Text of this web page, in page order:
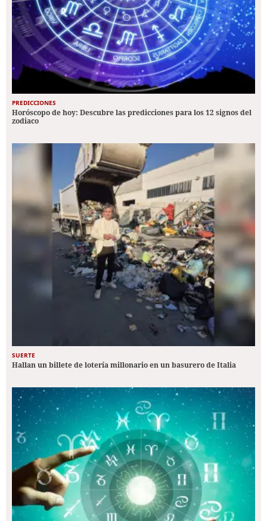
PREDICCIONES
Horóscopo de hoy: Descubre las predicciones para los 12 signos del
zodiaco
SUERTE
Hallan un billete de lotería millonario en un basurero de Italia